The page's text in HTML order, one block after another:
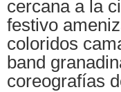
cercana a la
festivo
coloridos
band
coreografías